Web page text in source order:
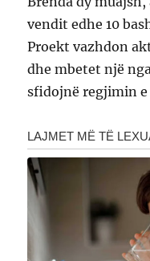
vendit edhe 10
Proekt vazhdon
dhe mbetet një
sfidojnë regjimin